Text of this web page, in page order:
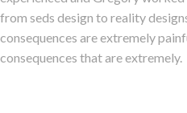
from seds design to reality
consequences are extremely
consequences that are extremely.